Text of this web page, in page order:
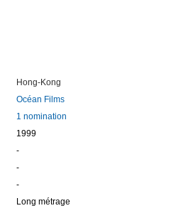
Hong-Kong
Océan Films
1 nomination
1999
-
-
-
Long métrage